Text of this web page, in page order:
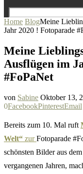
Home BlogMeine
Jahr 2020 ! Fotoparade
Meine
Ausflügen im
#FoPaNet
von Sabine Oktober 13,
0FacebookPinterestEmail
Bereits zum 10. Mal ruft
Welt“ zurFotoparade
schönsten Bilder aus
vergangenen Jahren,